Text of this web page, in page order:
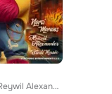
Norci Morales, Reywil Alexander, Stidlmusic